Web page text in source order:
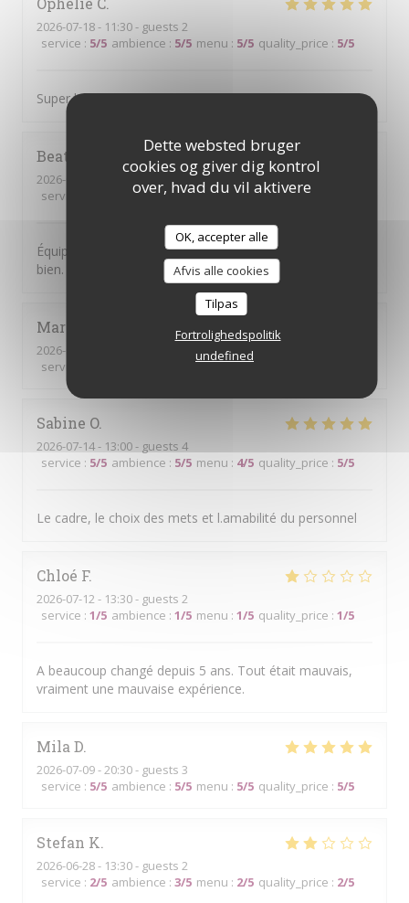
Dette websted bruger
cookies og giver dig kontrol
over, hvad du vil aktivere
OK, accepter alle
Afvis alle cookies
Tilpas
Fortrolighedspolitik
undefined
2026-07-18- 11:30 - guests 2
service : 5/5 ambience : 5/5 menu : 5/5 quality_price : 5/5
Super brunch copieux et bon Le serveur était au top !
Beatrice
2026-07-14
- 19:00 - guests 6
service
ambience 5/5 menu 5/5 quality_price
Équipe accueillante. Bonne Ambiance et on y mange
bien. Je recommande
Mariam
2026-07-14
service
menu:3/5
Sabine O
2026-07-14- 13:00 - guests 4
service : 5/5 ambience : 5/5 menu : 4/5 quality_price : 5/5
Le cadre, le choix des mets et l.amabilité du personnel
Chloé F
2026-07-12 - 13:30 - guests 2
service : 1/5 ambience : 1/5 menu : 1/5 quality_price : 1/5
A beaucoup changé depuis 5 ans. Tout était mauvais,
vraiment une mauvaise expérience.
Mila D
2026-07-09- 20:30 - guests 3
service : 5/5 ambience : 5/5 menu : 5/5 quality_price : 5/5
Stefan K
2026-06-28- 13:30 - guests 2
service : 2/5 ambience : 3/5 menu : 2/5 quality_price : 2/5